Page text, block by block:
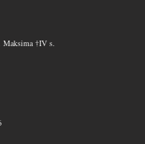
Maksima †IV s.